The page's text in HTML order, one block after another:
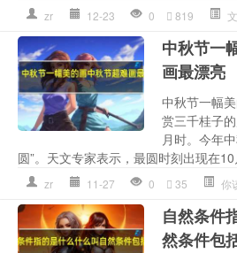
zr 12-23 0 819
中秋节一
画最漂亮
中秋节一幅
赏三千桂子
月时。今年
圆”。天文专家表示，最圆时刻出现在
zr 11-27 0 35 你
自然条件
然条件包